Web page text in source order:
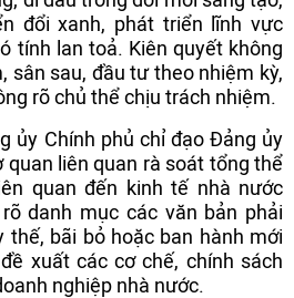
đổi xanh, phát triển lĩnh vực
tính lan toả. Kiên quyết không
sân sau, đầu tư theo nhiệm kỳ,
rõ chủ thể chịu trách nhiệm.
ủy Chính phủ chỉ đạo Đảng ủy
quan liên quan rà soát tổng thể
quan đến kinh tế nhà nước
danh mục các văn bản phải
thế, bãi bỏ hoặc ban hành mới
xuất các cơ chế, chính sách
nghiệp nhà nước.